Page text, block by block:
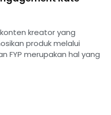
kreator yang
produk melalui
FYP merupakan hal yang